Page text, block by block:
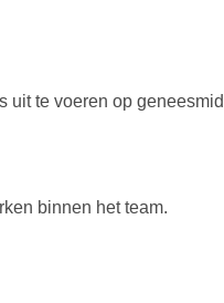
te voeren op
binnen het team.